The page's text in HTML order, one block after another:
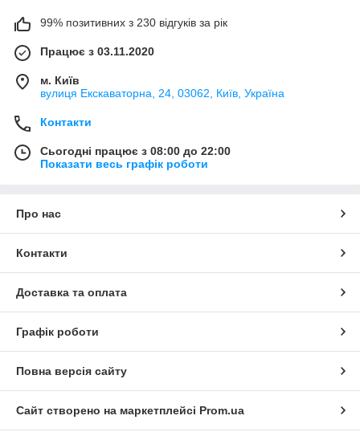
99% позитивних з 230 відгуків за рік
Працює з 03.11.2020
м. Київ
вулиця Екскаваторна, 24, 03062, Київ, Україна
Контакти
Сьогодні працює з 08:00 до 22:00
Показати весь графік роботи
Про нас
Контакти
Доставка та оплата
Графік роботи
Повна версія сайту
Сайт створено на маркетплейсі Prom.ua